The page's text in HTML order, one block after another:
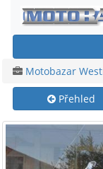
Motobazar
Přehled